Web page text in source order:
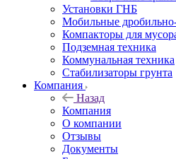
Установки ГНБ
Мобильные
Компакторы для
Подземная техника
Коммунальная техника
Стабилизаторы грунта
Компания
Назад
Компания
О компании
Отзывы
Документы